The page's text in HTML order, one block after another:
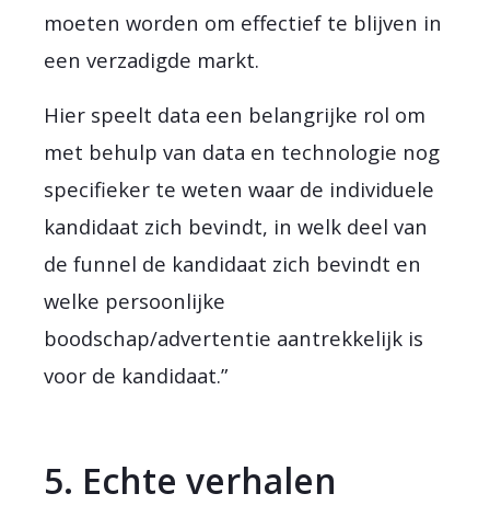
moeten worden om effectief te blijven in
een verzadigde markt.
Hier speelt data een belangrijke rol om
met behulp van data en technologie nog
specifieker te weten waar de individuele
kandidaat zich bevindt, in welk deel van
de funnel de kandidaat zich bevindt en
welke persoonlijke
boodschap/advertentie aantrekkelijk is
voor de kandidaat.”
5. Echte verhalen